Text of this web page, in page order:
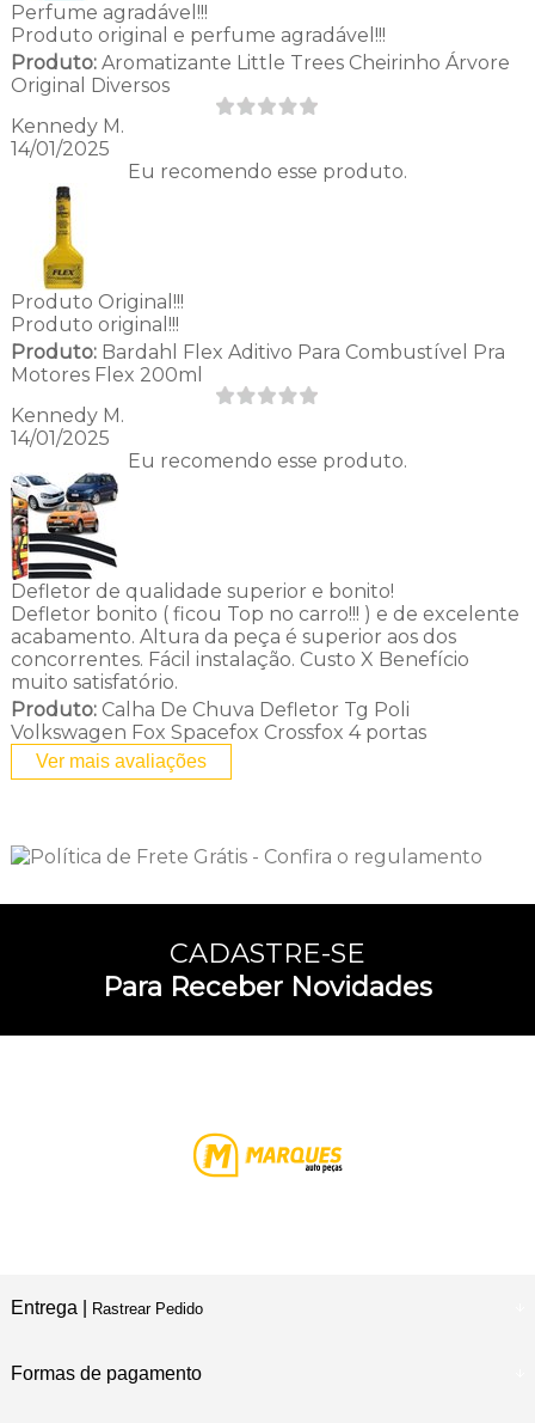
Perfume agradável!!!
Produto original e perfume agradável!!!
Produto:Aromatizante Little Trees Cheirinho Árvore
Original Diversos
Kennedy M.
14/01/2025
Eu recomendo esse produto.
Produto Original!!!
Produto original!!!
Produto:Bardahl Flex Aditivo Para Combustível Pra
Motores Flex 200ml
Kennedy M.
14/01/2025
Eu recomendo esse produto.
Defletor de qualidade superior e bonito!
Defletor bonito ( ficou Top no carro!!! ) e de excelente
acabamento. Altura da peça é superior aos dos
concorrentes. Fácil instalação. Custo X Benefício
muito satisfatório.
Produto:Calha De Chuva Defletor Tg Poli
Volkswagen Fox Spacefox Crossfox 4 portas
Ver mais avaliações
CADASTRE-SE
Para Receber Novidades
Entrega | Rastrear Pedido
Formas de pagamento